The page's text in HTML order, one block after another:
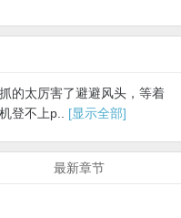
太厉害了避避风头，等着
登不上p.. [显示全部]
最新章节